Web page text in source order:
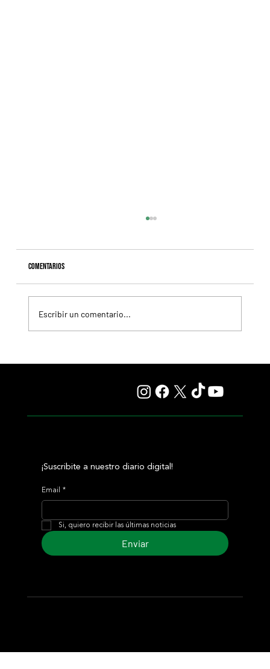
Comentarios
Escribir un comentario...
¡Suscribite a nuestro diario digital!
Email *
Si, quiero recibir las últimas noticias
Enviar